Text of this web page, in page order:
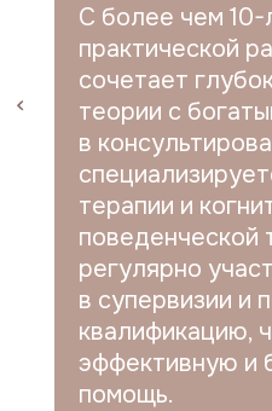
С более чем
практической
сочетает
теории с
в
терапии и
поведенческой
регулярно
в супервизии и
квалификацию,
эффективную и
помощь.